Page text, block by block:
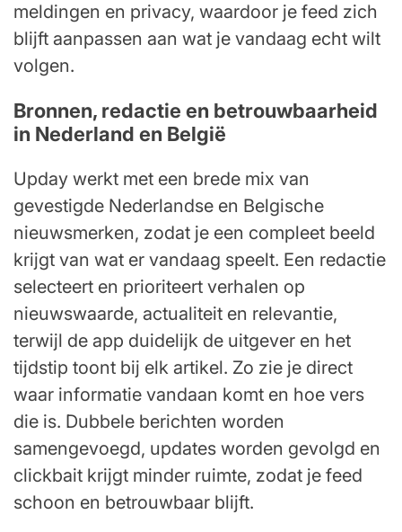
meldingen en privacy, waardoor je feed zich
blijft aanpassen aan wat je vandaag echt wilt
volgen.
Bronnen, redactie en betrouwbaarheid
in Nederland en België
Upday werkt met een brede mix van
gevestigde Nederlandse en Belgische
nieuwsmerken, zodat je een compleet beeld
krijgt van wat er vandaag speelt. Een redactie
selecteert en prioriteert verhalen op
nieuwswaarde, actualiteit en relevantie,
terwijl de app duidelijk de uitgever en het
tijdstip toont bij elk artikel. Zo zie je direct
waar informatie vandaan komt en hoe vers
die is. Dubbele berichten worden
samengevoegd, updates worden gevolgd en
clickbait krijgt minder ruimte, zodat je feed
schoon en betrouwbaar blijft.